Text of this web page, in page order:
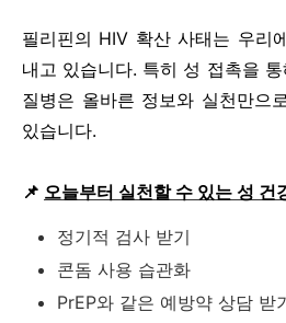
필리핀의 HIV 확산 사태는 우리
내고 있습니다. 특히 성 접촉을
질병은 올바른 정보와 실천만으
있습니다.
📌 오늘부터 실천할 수 있는 성 건
정기적 검사 받기
콘돔 사용 습관화
PrEP와 같은 예방약 상담 받